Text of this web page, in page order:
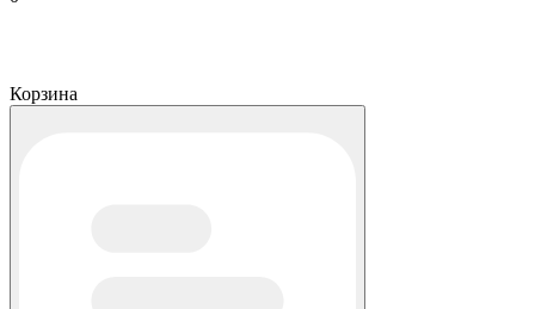
Корзина